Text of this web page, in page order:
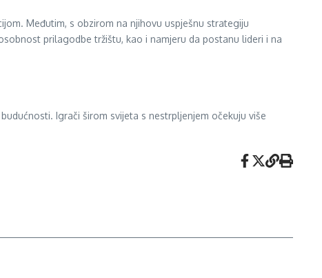
Međutim, s obzirom na njihovu uspješnu strategiju
prilagodbe tržištu, kao i namjeru da postanu lideri i na
Igrači širom svijeta s nestrpljenjem očekuju više